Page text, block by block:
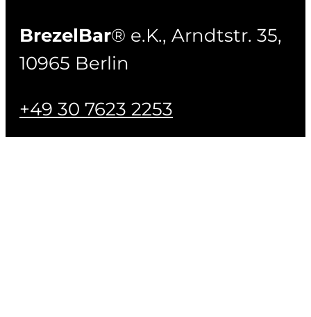
BrezelBar® e.K., Arndtstr. 35,
10965 Berlin
+49 30 7623 2253